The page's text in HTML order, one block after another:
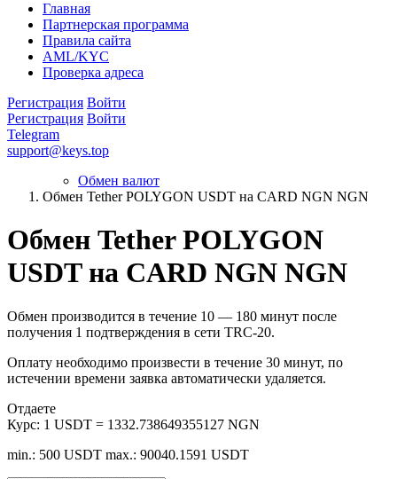
Главная
Партнерская программа
Правила сайта
AML/KYC
Проверка адреса
Регистрация Войти
Регистрация Войти
Telegram
support@keys.top
Обмен валют
Обмен Tether POLYGON USDT на CARD NGN NGN
Обмен Tether POLYGON
USDT на CARD NGN NGN
Обмен производится в течение 10 — 180 минут после
получения 1 подтверждения в сети TRC-20.
Оплату необходимо произвести в течение 30 минут, по
истечении времени заявка автоматически удаляется.
Отдаете
Курс: 1 USDT = 1332.738649355127 NGN
min.: 500 USDT max.: 90040.1591 USDT